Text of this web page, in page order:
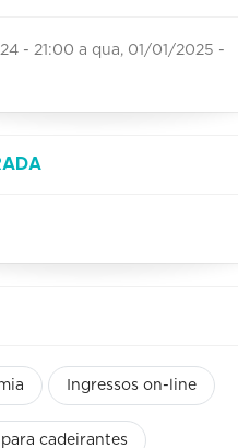
- 21:00 a qua, 01/01/2025 -
Ingressos on-line
cadeirantes